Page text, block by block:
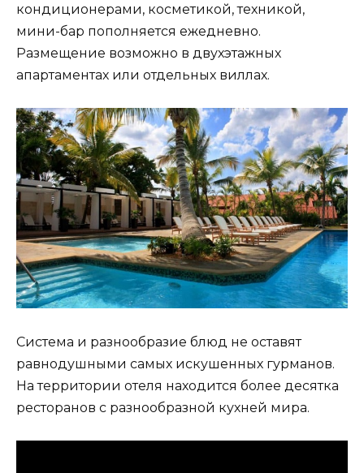
кондиционерами, косметикой, техникой,
мини-бар пополняется ежедневно.
Размещение возможно в двухэтажных
апартаментах или отдельных виллах.
Система и разнообразие блюд не оставят
равнодушными самых искушенных гурманов.
На территории отеля находится более десятка
ресторанов с разнообразной кухней мира.